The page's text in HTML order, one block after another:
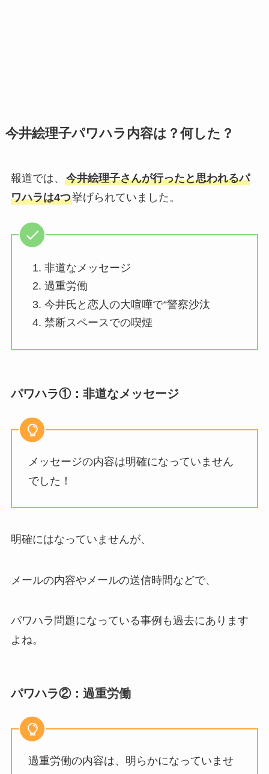
今井絵理子パワハラ内容は？何した？
報道では、 今井絵理子さんが行ったと思われるパ
ワハラは4つ挙げられていました。
非道なメッセージ
過重労働
今井氏と恋人の大喧嘩で“警察沙汰
禁断スペースでの喫煙
パワハラ①：非道なメッセージ
メッセージの内容は明確になっていません
でした！
明確にはなっていませんが、
メールの内容やメールの送信時間などで、
パワハラ問題になっている事例も過去にあります
よね。
パワハラ②：過重労働
過重労働の内容は、明らかになっていませ